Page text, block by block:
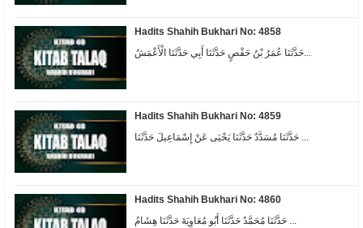
Hadits Shahih Bukhari No: 4858
Hadits Shahih Bukhari No: 4859
Hadits Shahih Bukhari No: 4860
حَدَّثَنَا مُحَمَّدٌ حَدَّثَنَا أَبُو مُعَاوِيَةَ حَدَّثَنَا هِشَامُ ...